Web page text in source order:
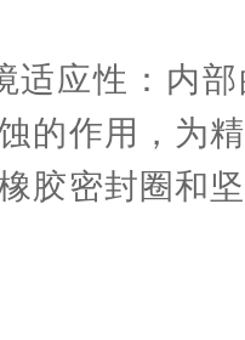
应性：内部
的作用，为
胶密封圈和